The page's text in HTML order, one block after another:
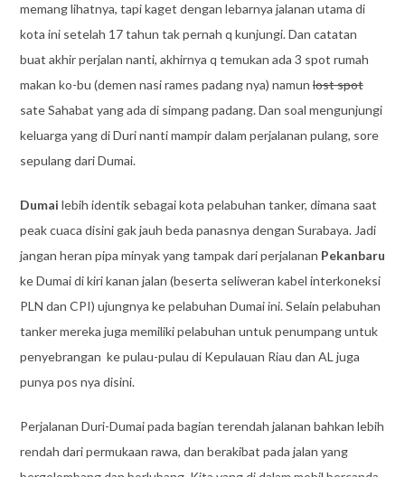
memang lihatnya, tapi kaget dengan lebarnya jalanan utama di
kota ini setelah 17 tahun tak pernah q kunjungi. Dan catatan
buat akhir perjalan nanti, akhirnya q temukan ada 3 spot rumah
makan ko-bu (demen nasi rames padang nya) namunlost spot
sate Sahabat yang ada di simpang padang. Dan soal mengunjungi
keluarga yang di Duri nanti mampir dalam perjalanan pulang, sore
sepulang dari Dumai.
Dumai lebih identik sebagai kota pelabuhan tanker, dimana saat
peak cuaca disini gak jauh beda panasnya dengan Surabaya. Jadi
jangan heran pipa minyak yang tampak dari perjalanan Pekanbaru
ke Dumai di kiri kanan jalan (beserta seliweran kabel interkoneksi
PLN dan CPI) ujungnya ke pelabuhan Dumai ini. Selain pelabuhan
tanker mereka juga memiliki pelabuhan untuk penumpang untuk
penyebrangan ke pulau-pulau di Kepulauan Riau dan AL juga
punya pos nya disini.
Perjalanan Duri-Dumai pada bagian terendah jalanan bahkan lebih
rendah dari permukaan rawa, dan berakibat pada jalan yang